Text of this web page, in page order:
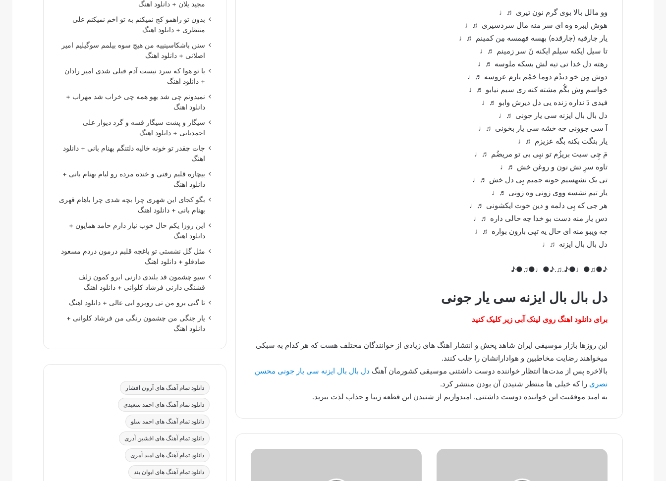
وو مالل بالا بوی گرم نون تیری ♬♩
هوش ایبره وه ای سر منه مال سردسیری ♬♩
یار چارقیه (چارقده) بهسه فهمسه مِن کمینم ♬♩
تا سیل ایکنه سیلم ایکنه نَ سر زمینم ♬♩
رهته دل خدا تی تیه لش بسکه ملوسه ♬♩
دوش مِن خو دیدُم دوما خمُم یارم عروسه ♬♩
خواسم وش بگُم مشته کنه ری سیم نیابو ♬♩
فیدی دَ نداره زنده یی دل دیرش وابو ♬♩
دل بال بال ایزنه سی یار جونی ♬♩
آ سی جوونی چه خشه سی یار بخونی ♬♩
یار بنگت بکنه بگه عزیزم ♬♩
مَ چِی سیت بریزُم تو نبِی بی تو مریضُم ♬♩
تاوه سرِ تش نون و روغن خش ♬♩
تی یک نشهسیم حونه جمیم بِی دل خش ♬♩
یار تیم نشسه ووی زونی وه زونی ♬♩
هر جی که بِی دلمه و دین خوت ایکشونی ♬♩
دس یار منه دست بو خدا چه حالی داره ♬♩
چه ویبو منه ای حال یه تپی بارون بواره ♬♩
دل بال بال ایزنه ♬♩
♪●♫●♩●♪.♫.♪●♩●♫●♪
دل بال بال ایزنه سی یار جونی
برای دانلود اهنگ روی لینک آبی زیر کلیک کنید
این روزها بازار موسیقی ایران شاهد پخش و انتشار اهنگ های زیادی از خوانندگان مختلف هست که هر کدام به سبکی
میخواهند رضایت مخاطبین و هوادارانشان را جلب کنند.
بالاخره پس از مدت‌ها انتظار خواننده دوست داشتنی موسیقی کشورمان آهنگ دل بال بال ایزنه سی یار جونی محسن
نصری را که خیلی ها منتظر شنیدن آن بودن منتشر کرد.
به امید موفقیت این خواننده دوست داشتنی. امیدواریم از شنیدن این قطعه زیبا و جذاب لذت ببرید.
مجید یلان + دانلود اهنگ
بدون تو راهمو کج نمیکنم به تو اخم نمیکنم علی
منتظری + دانلود اهنگ
سنن باشکاسینییه من هیچ سوه بیلمم سوگیلیم امیر
اصلانی + دانلود اهنگ
با تو هوا که سرد نیست آدم قبلی شدی امیر رادان
+ دانلود اهنگ
نمیدونم چی شد یهو همه چی خراب شد مهراب +
دانلود اهنگ
سیگار و پشت سیگار قسه و گرد دیوار علی
احمدیانی + دانلود اهنگ
جات چقدر تو خونه خالیه دلتنگم بهنام بانی + دانلود
اهنگ
بیچاره قلبم رفتی و خنده مرده رو لبام بهنام بانی +
دانلود اهنگ
بگو کجای این شهری چرا بچه شدی چرا باهام قهری
بهنام بانی + دانلود اهنگ
این روزا یکم حال خوب نیاز دارم حامد همایون +
دانلود اهنگ
مثل گل نشستی تو باغچه قلبم درمون دردم مسعود
صادقلو + دانلود اهنگ
سیو چشمون قد بلندی دارنی ابرو کمون زلف
قشنگی دارنی فرشاد کلوانی + دانلود اهنگ
تا گنی برو من تی روبرو ابی عالی + دانلود اهنگ
یار جنگی من چشمون رنگی من فرشاد کلوانی +
دانلود اهنگ
دانلود تمام آهنگ های آرون افشار
دانلود تمام آهنگ های احمد سعیدی
دانلود تمام آهنگ های احمد سلو
دانلود تمام آهنگ های افشین آذری
دانلود تمام آهنگ های امید آمری
دانلود تمام آهنگ های ایوان بند